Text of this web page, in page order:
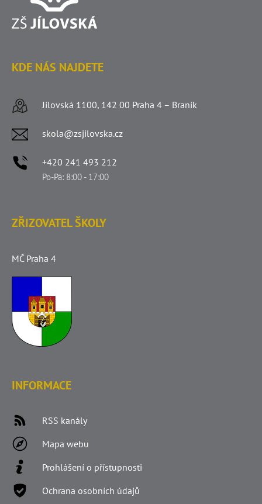
KDE NÁS NAJDETE
Jílovská 1100, 142 00 Praha 4 – Braník
skola@zsjilovska.cz
+420 241 493 212
Po-Pá: 8:00 - 17:00
ZŘIZOVATEL ŠKOLY
MČ Praha 4
INFORMACE
RSS kanály
Mapa webu
Prohlášení o přístupnosti
Ochrana osobních údajů